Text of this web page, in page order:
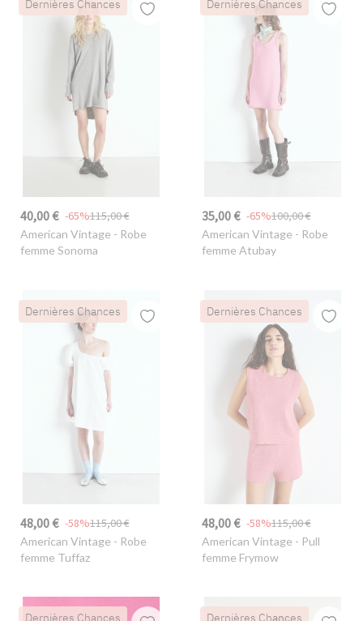
Dernières Chances
40,00 € 115,00 €
-65%
American Vintage - Robe
femme Sonoma
Dernières Chances
35,00 € 100,00 €
-65%
American Vintage - Robe
femme Atubay
Dernières Chances
48,00 € 115,00 €
-58%
American Vintage - Robe
femme Tuffaz
Dernières Chances
48,00 € 115,00 €
-58%
American Vintage - Pull
femme Frymow
Dernières Chances Dernières Chances